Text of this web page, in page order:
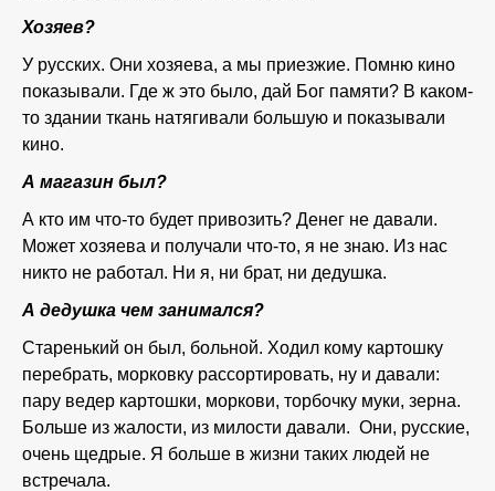
Хозяев?
У русских. Они хозяева, а мы приезжие. Помню кино
показывали. Где ж это было, дай Бог памяти? В каком-
то здании ткань натягивали большую и показывали
кино.
А магазин был?
А кто им что-то будет привозить? Денег не давали.
Может хозяева и получали что-то, я не знаю. Из нас
никто не работал. Ни я, ни брат, ни дедушка.
А дедушка чем занимался?
Старенький он был, больной. Ходил кому картошку
перебрать, морковку рассортировать, ну и давали:
пару ведер картошки, моркови, торбочку муки, зерна.
Больше из жалости, из милости давали. Они, русские,
очень щедрые. Я больше в жизни таких людей не
встречала.